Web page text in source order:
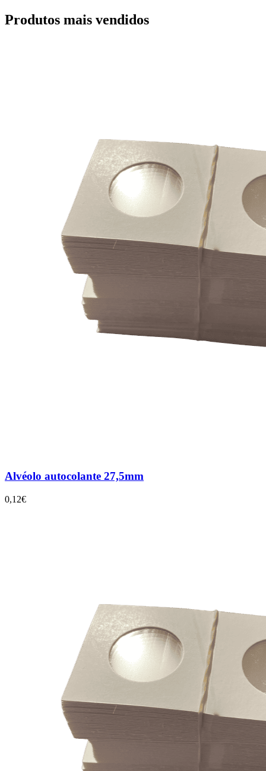
Produtos mais vendidos
Alvéolo autocolante 27,5mm
0,12€